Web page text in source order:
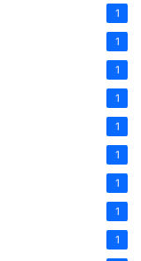
1
1
1
1
1
1
1
1
1